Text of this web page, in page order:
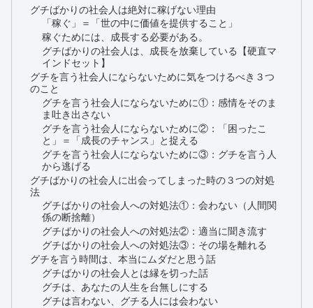
グチばかりの社会人は絶対に稼げない理由
「稼ぐ」＝「世の中に価値を提供すること」
稼ぐためには、成長する必要がある。
グチばかりの社会人は、成長を放棄している【硬直マ
インドセット】
グチを言う社会人にならないために気をつけるべき３つ
のこと
グチを言う社会人にならないために①：感情をそのま
ま吐き出さない
グチを言う社会人にならないために②：「困ったこ
と」＝「成長のチャンス」と捉える
グチを言う社会人にならないために③：グチを言う人
から逃げる
グチばかりの社会人に出会ってしまった時の３つの対処
法
グチばかりの社会人への対処法①：会わない（人間関
係の断捨離）
グチばかりの社会人への対処法②：適当に聞き流す
グチばかりの社会人への対処法③：その場を離れる
グチを言う時間は、本当にムダだと思う話
グチばかりの社会人とは縁を切った話
グチは、あなたの人生を台無しにする
グチは言わない、グチる人には会わない